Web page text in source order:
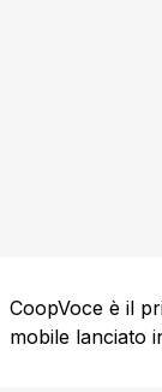
CoopVoce è il
mobile lanciato